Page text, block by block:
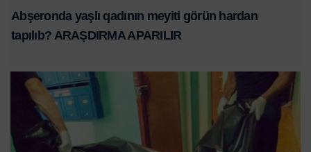
Abşeronda yaşlı qadının meyiti görün hardan
tapılıb? ARAŞDIRMA APARILIR